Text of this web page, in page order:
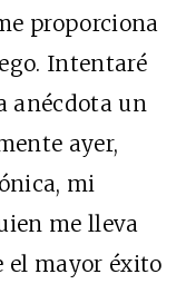
proporciona
Intentaré
anécdota un
ayer,
mi
me lleva
el mayor éxito